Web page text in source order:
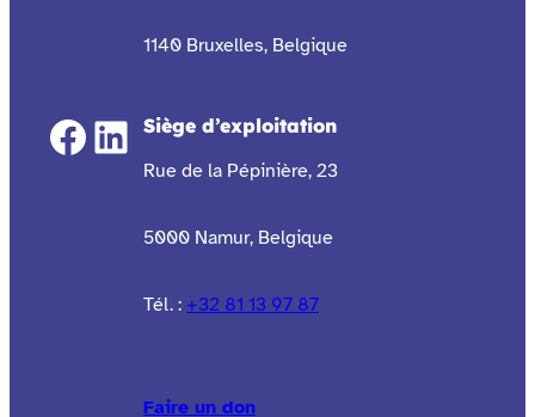
Facebook LinkedIn
1140 Bruxelles, Belgique
Siège d’exploitation
Rue de la Pépinière, 23
5000 Namur, Belgique
Tél. : +32 81 13 97 87
Faire un don